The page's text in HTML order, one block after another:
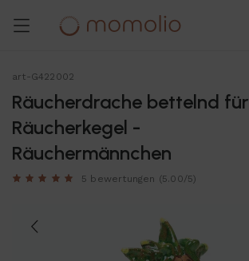
art-G422002
Räucherdrache bettelnd für
Räucherkegel -
Räuchermännchen
5 bewertungen (5.00/5)